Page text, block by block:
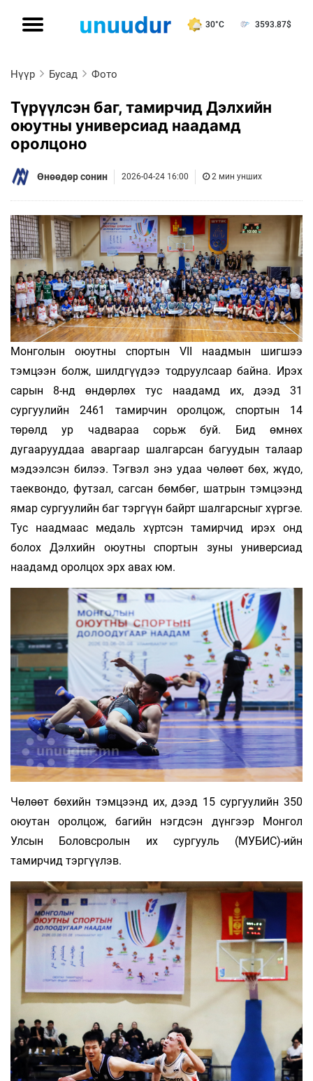
30°C 3593.87$
Нүүр Бусад Фото
Түрүүлсэн баг, тамирчид Дэлхийн
оюутны универсиад наадамд
оролцоно
Өнөөдөр сонин 2026-04-24 16:00 2 мин унших
Монголын оюутны спортын VII наадмын шигшээ
тэмцээн болж, шилдгүүдээ тодруулсаар байна. Ирэх
сарын 8-нд өндөрлөх тус наадамд их, дээд 31
сургуулийн 2461 тамирчин оролцож, спортын 14
төрөлд ур чадвараа сорьж буй. Бид өмнөх
дугаарууддаа аваргаар шалгарсан багуудын талаар
мэдээлсэн билээ. Тэгвэл энэ удаа чөлөөт бөх, жүдо,
таеквондо, футзал, сагсан бөмбөг, шатрын тэмцээнд
ямар сургуулийн баг тэргүүн байрт шалгарсныг хүргэе.
Тус наадмаас медаль хүртсэн тамирчид ирэх онд
болох Дэлхийн оюутны спортын зуны универсиад
наадамд оролцох эрх авах юм.
Чөлөөт бөхийн тэмцээнд их, дээд 15 сургуулийн 350
оюутан оролцож, багийн нэгдсэн дүнгээр Монгол
Улсын Боловсролын их сургууль (МУБИС)-ийн
тамирчид тэргүүлэв.